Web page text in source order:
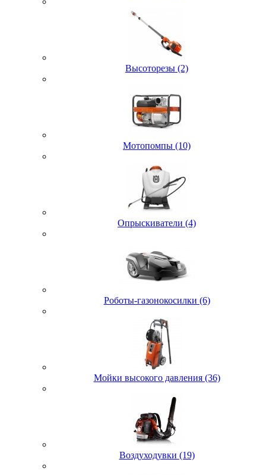
Высоторезы (2)
Мотопомпы (10)
Опрыскиватели (4)
Роботы-газонокосилки (6)
Мойки высокого давления (36)
Воздуходувки (19)